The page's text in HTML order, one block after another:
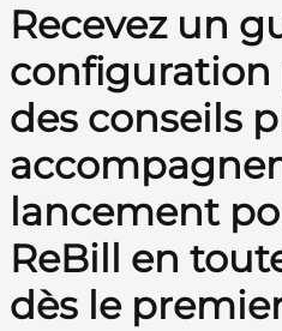
Recevez un
configuration
des conseils
lancement
ReBill en
dès le